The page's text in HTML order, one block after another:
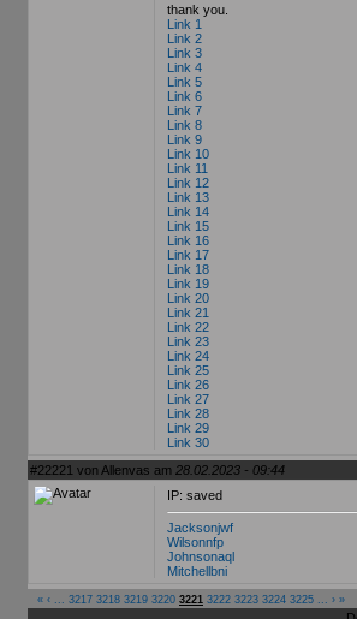
thank you.
Link 1
Link 2
Link 3
Link 4
Link 5
Link 6
Link 7
Link 8
Link 9
Link 10
Link 11
Link 12
Link 13
Link 14
Link 15
Link 16
Link 17
Link 18
Link 19
Link 20
Link 21
Link 22
Link 23
Link 24
Link 25
Link 26
Link 27
Link 28
Link 29
Link 30
#22221 von Allenvas am 28.02.2023 - 09:44
IP: saved
Jacksonjwf
Wilsonnfp
Johnsonaql
Mitchellbni
« ‹ 3217 3218 3219 3220 3221 3222 3223 3224 3225 › »